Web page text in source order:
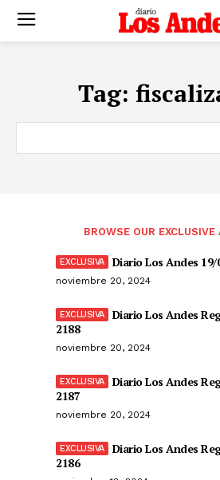
Tag:
BROWSE OUR
Diario Los Andes 19/
noviembre 20, 2024
Diario Los Andes
2188
noviembre 20, 2024
Diario Los Andes
2187
noviembre 20, 2024
Diario Los Andes
2186